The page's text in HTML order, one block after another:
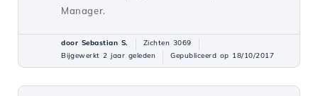
Manager.
door Sebastian S.
Zichten 3069
Bijgewerkt 2 jaar geleden
Gepubliceerd op 18/10/2017